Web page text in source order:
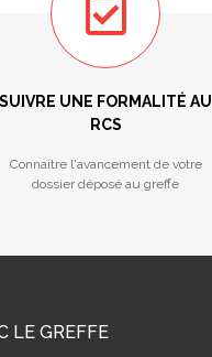
SUIVRE UNE FORMALITÉ AU
RCS
Connaitre l'avancement de votre
dossier déposé au greffe
LE GREFFE